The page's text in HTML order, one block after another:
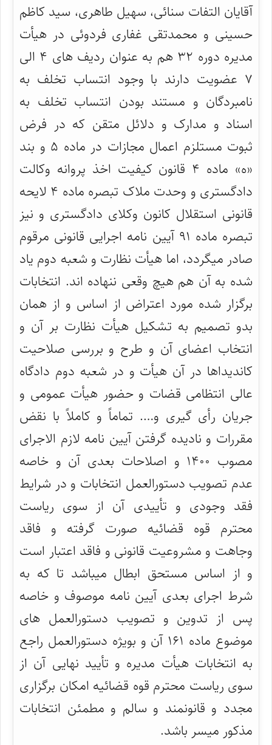
آقایان التفات سنائی، سهیل طاهری، سید کاظم
حسینی و محمدتقی غفاری فردوئی در هیأت
مدیره دوره ۳۲ هم به عنوان ردیف های ۴ الی
۷ عضویت دارند با وجود انتساب تخلف به
نامبردگان و مستند بودن انتساب تخلف به
اسناد و مدارک و دلائل متقن که در فرض
ثبوت مستلزم اعمال مجازات در ماده ۵ و بند
«ه» ماده ۴ قانون کیفیت اخذ پروانه وکالت
دادگستری و وحدت ملاک تبصره ماده ۴ لایحه
قانونی استقلال کانون وکلای دادگستری و نیز
تبصره ماده ۹۱ آیین نامه اجرایی قانونی مرقوم
صادر میگردد، اما هیأت نظارت و شعبه دوم یاد
شده به آن هم هیچ وقعی ننهاده اند. انتخابات
برگزار شده مورد اعتراض از اساس و از همان
بدو تصمیم به تشکیل هیأت نظارت بر آن و
انتخاب اعضای آن و طرح و بررسی صلاحیت
کاندیداها در آن هیأت و در شعبه دوم دادگاه
عالی انتظامی قضات و حضور هیأت عمومی و
جریان رأی گیری و…. تماماً و کاملاً با نقض
مقررات و نادیده گرفتن آیین نامه لازم الاجرای
مصوب ۱۴۰۰ و اصلاحات بعدی آن و خاصه
عدم تصویب دستورالعمل انتخابات و در شرایط
فقد وجودی و تأییدی آن از سوی ریاست
محترم قوه قضائیه صورت گرفته و فاقد
وجاهت و مشروعیت قانونی و فاقد اعتبار است
و از اساس مستحق ابطال میباشد تا که به
شرط اجرای بعدی آیین نامه موصوف و خاصه
پس از تدوین و تصویب دستورالعمل های
موضوع ماده ۱۶۱ آن و بویژه دستورالعمل راجع
به انتخابات هیأت مدیره و تأیید نهایی آن از
سوی ریاست محترم قوه قضائیه امکان برگزاری
مجدد و قانونمند و سالم و مطمئن انتخابات
مذکور میسر باشد.